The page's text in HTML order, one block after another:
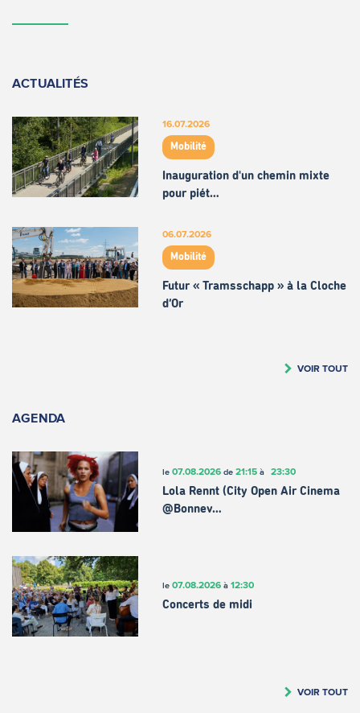
ACTUALITÉS
16.07.2026
Mobilité
Inauguration d'un chemin mixte
pour piét…
06.07.2026
Mobilité
Futur « Tramsschapp » à la Cloche
d’Or
VOIR TOUT
AGENDA
le 07.08.2026de 21:15à 23:30
Lola Rennt (City Open Air Cinema
@Bonnev…
le 07.08.2026à 12:30
Concerts de midi
VOIR TOUT